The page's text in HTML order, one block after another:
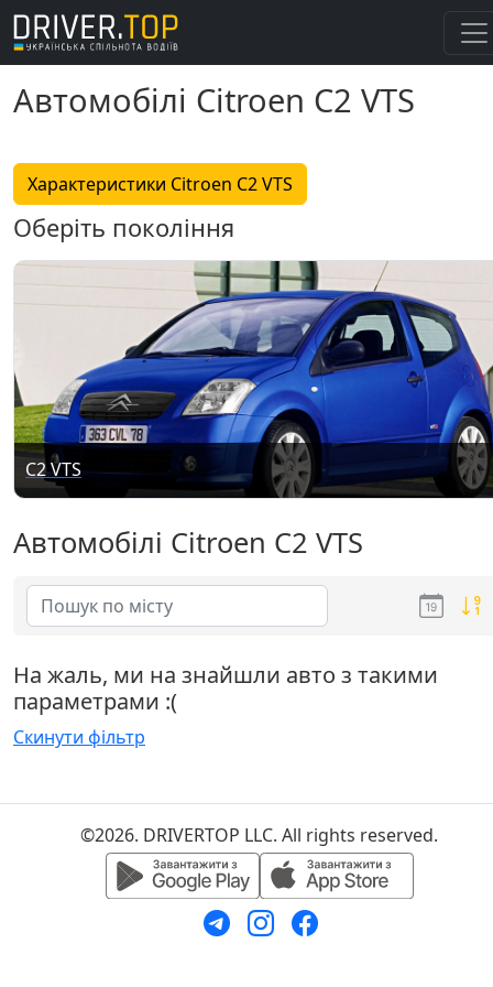
Автомобілі Citroen C2 VTS
Характеристики Citroen C2 VTS
Оберіть покоління
C2 VTS
Автомобілі Citroen C2 VTS
На жаль, ми на знайшли авто з такими
параметрами :(
Скинути фільтр
©2026. DRIVERTOP LLC. All rights reserved.